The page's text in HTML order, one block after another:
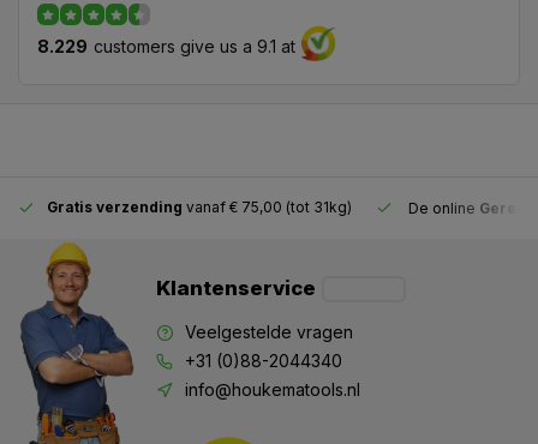
8.229 customers give us a 9.1 at
Gratis verzending vanaf € 75,00 (tot 31kg) De online
Klantenservice
Veelgestelde vragen
+31 (0)88-2044340
info@houkematools.nl